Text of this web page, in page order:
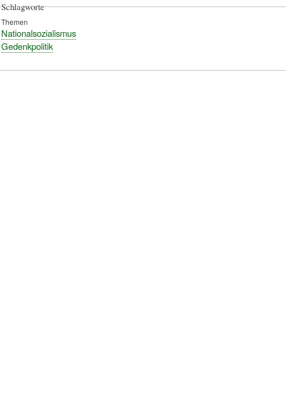
Schlagworte
Themen
Nationalsozialismus
Gedenkpolitik